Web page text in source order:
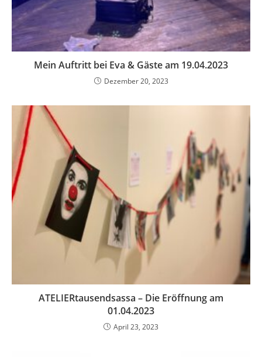
Mein Auftritt bei Eva & Gäste am 19.04.2023
Dezember 20, 2023
ATELIERtausendsassa – Die Eröffnung am
01.04.2023
April 23, 2023